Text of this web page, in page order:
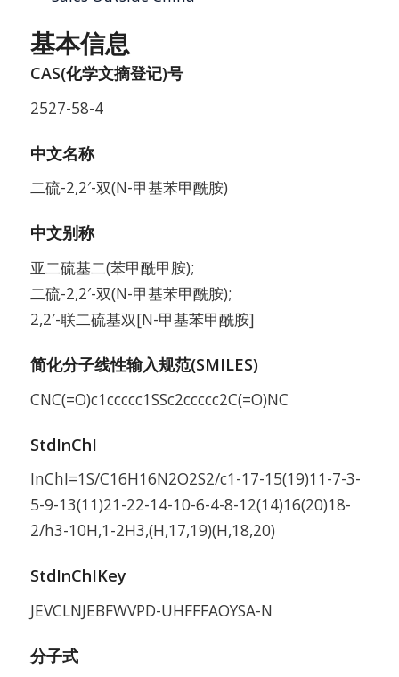
基本信息
CAS(化学文摘登记)号
2527-58-4
中文名称
二硫-2,2′-双(N-甲基苯甲酰胺)
中文别称
亚二硫基二(苯甲酰甲胺);
二硫-2,2′-双(N-甲基苯甲酰胺);
2,2′-联二硫基双[N-甲基苯甲酰胺]
简化分子线性输入规范(SMILES)
CNC(=O)c1ccccc1SSc2ccccc2C(=O)NC
StdInChI
InChI=1S/C16H16N2O2S2/c1-17-15(19)11-7-3-
5-9-13(11)21-22-14-10-6-4-8-12(14)16(20)18-
2/h3-10H,1-2H3,(H,17,19)(H,18,20)
StdInChIKey
JEVCLNJEBFWVPD-UHFFFAOYSA-N
分子式